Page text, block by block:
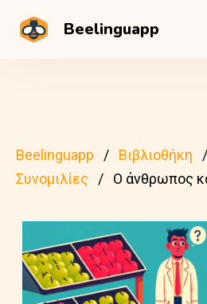
Beelinguapp
Beelinguapp Βιβλιοθήκη
Συνομιλίες
Ο άνθρωπος